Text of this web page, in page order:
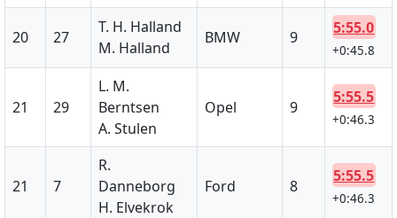
20 27
T. H. Halland
M. Halland
BMW 9
5:55.0
+0:45.8
21 29
L. M.
Berntsen
A. Stulen
Opel 9
5:55.5
+0:46.3
21 7
R.
Danneborg
H. Elvekrok
Ford 8
5:55.5
+0:46.3